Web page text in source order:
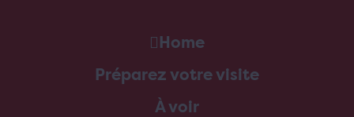
Home
Préparez votre visite
À voir